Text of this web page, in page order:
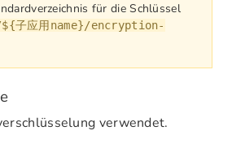
für die Schlüssel
子应用name}/encryption-
verwendet.